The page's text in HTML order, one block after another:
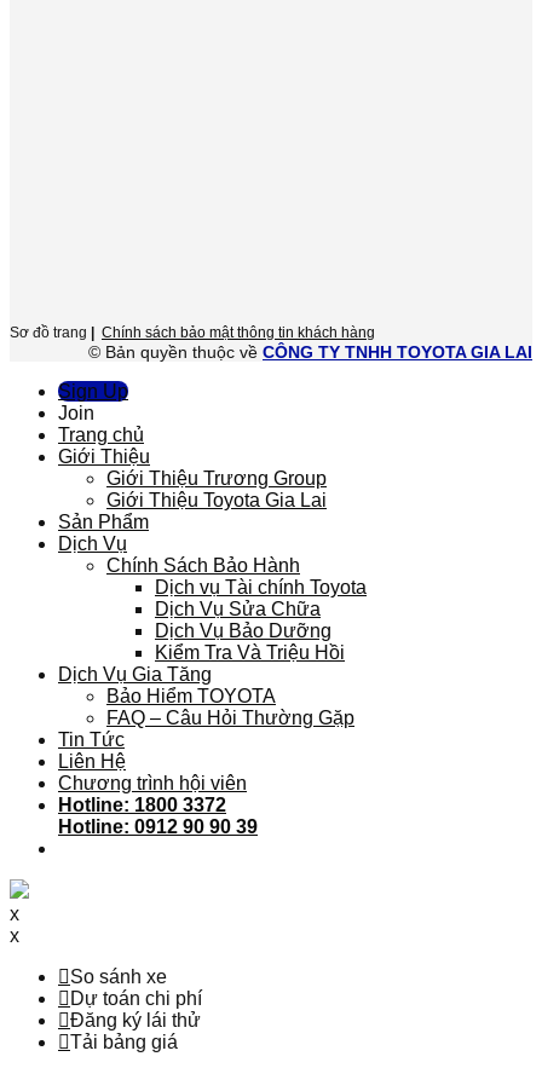
Sơ đồ trang Chính sách bảo mật thông tin khách hàng
© Bản quyền thuộc về CÔNG TY TNHH TOYOTA GIA LAI
Sign Up
Join
Trang chủ
Giới Thiệu
Giới Thiệu Trương Group
Giới Thiệu Toyota Gia Lai
Sản Phẩm
Dịch Vụ
Chính Sách Bảo Hành
Dịch vụ Tài chính Toyota
Dịch Vụ Sửa Chữa
Dịch Vụ Bảo Dưỡng
Kiểm Tra Và Triệu Hồi
Dịch Vụ Gia Tăng
Bảo Hiểm TOYOTA
FAQ – Câu Hỏi Thường Gặp
Tin Tức
Liên Hệ
Chương trình hội viên
Hotline: 1800 3372
Hotline: 0912 90 90 39
x
x
So sánh xe
Dự toán chi phí
Đăng ký lái thử
Tải bảng giá